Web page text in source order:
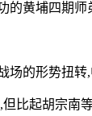
黄埔四期师
场的形势扭
比起胡宗南